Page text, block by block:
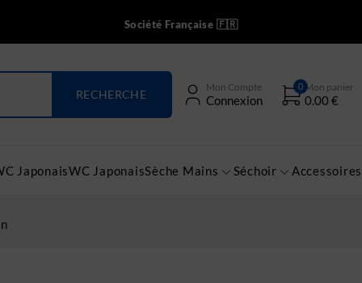
Société Française 🇫🇷
Mon Compte
Connexion
0 Mon panier
0.00 €
JaponaisWC JaponaisSèche Mains Séchoir Accessoires